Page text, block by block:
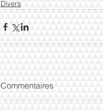
Divers
Commentaires